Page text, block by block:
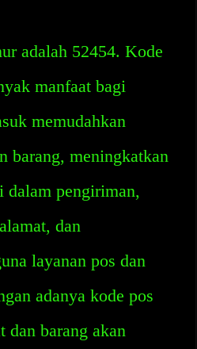
adalah 52454. Kode
manfaat bagi
memudahkan
barang, meningkatkan
dalam pengiriman,
dan
layanan pos dan
adanya kode pos
dan barang akan